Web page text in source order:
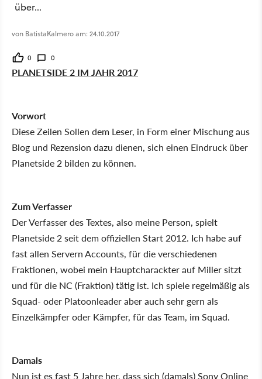
über...
von BatistaKalmero am: 24.10.2017
0 0
PLANETSIDE 2 IM JAHR 2017
Vorwort
Diese Zeilen Sollen dem Leser, in Form einer Mischung aus
Blog und Rezension dazu dienen, sich einen Eindruck über
Planetside 2 bilden zu können.
Zum Verfasser
Der Verfasser des Textes, also meine Person, spielt
Planetside 2 seit dem offiziellen Start 2012. Ich habe auf
fast allen Servern Accounts, für die verschiedenen
Fraktionen, wobei mein Hauptcharackter auf Miller sitzt
und für die NC (Fraktion) tätig ist. Ich spiele regelmäßig als
Squad- oder Platoonleader aber auch sehr gern als
Einzelkämpfer oder Kämpfer, für das Team, im Squad.
Damals
Nun ist es fast 5 Jahre her, dass sich (damals) Sony Online